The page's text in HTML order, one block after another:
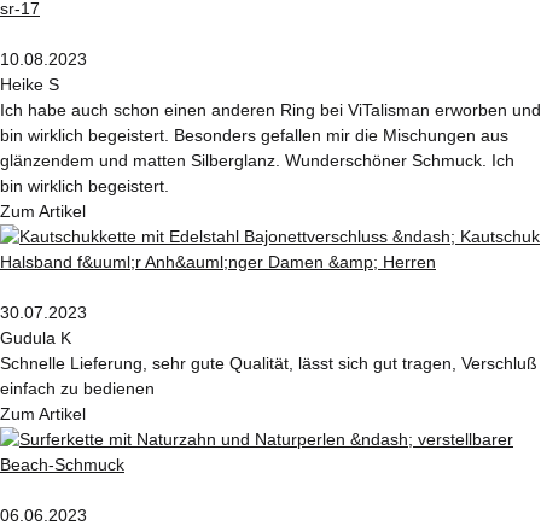
10.08.2023
Heike S
Ich habe auch schon einen anderen Ring bei ViTalisman erworben und
bin wirklich begeistert. Besonders gefallen mir die Mischungen aus
glänzendem und matten Silberglanz. Wunderschöner Schmuck. Ich
bin wirklich begeistert.
Zum Artikel
30.07.2023
Gudula K
Schnelle Lieferung, sehr gute Qualität, lässt sich gut tragen, Verschluß
einfach zu bedienen
Zum Artikel
06.06.2023